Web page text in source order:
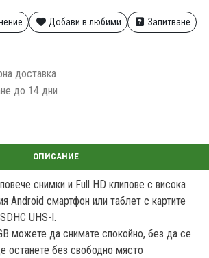
Добави в любими Запитване
доставка
до 14 дни
снимки и Full HD клипове с висока
Android смартфон или таблет с картите
UHS-I.
можете да снимате спокойно, без да се
останете без свободно място